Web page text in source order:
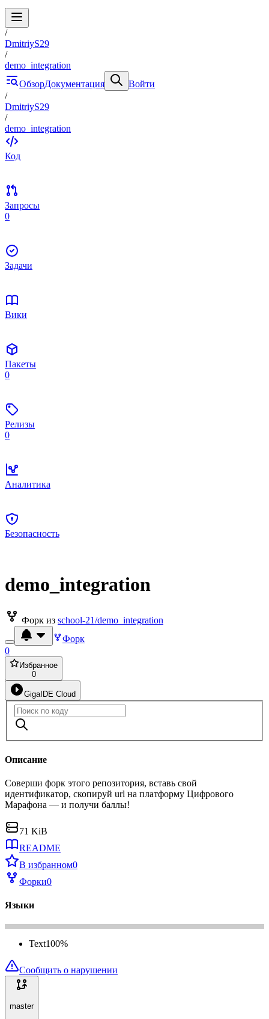
/
DmitriyS29
/
demo_integration
ОбзорДокументация
Войти
/
DmitriyS29
/
demo_integration
Код
Запросы
0
Задачи
Вики
Пакеты
0
Релизы
0
Аналитика
Безопасность
demo_integration
Форк из school-21/demo_integration
Форк
0
Избранное
0
GigaIDE Cloud
Описание
Соверши форк этого репозитория, вставь свой
идентификатор, скопируй url на платформу Цифрового
Марафона — и получи баллы!
71 KiB
README
В избранном0
Форки0
Языки
Text100%
Сообщить о нарушении
master